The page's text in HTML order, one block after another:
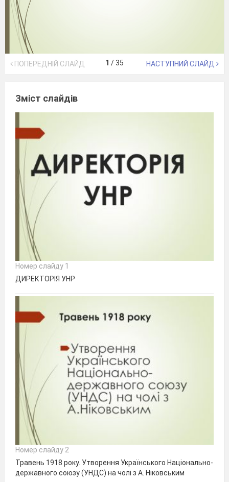
ПОПЕРЕДНІЙ СЛАЙД 1 /35 НАСТУПНИЙ СЛАЙД
Зміст слайдів
Номер слайду 1
ДИРЕКТОРІЯ УНР
Номер слайду 2
Травень 1918 року. Утворення Українського Національно-
державного союзу (УНДС) на чолі з А. Ніковським